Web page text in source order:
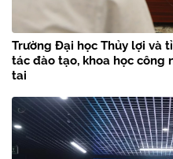
Trường Đại học Thủy lợi và
tác đào tạo, khoa học công
tai